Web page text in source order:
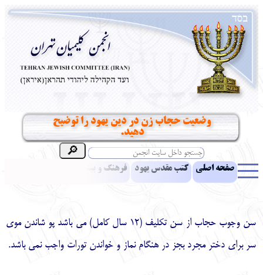
وضعیت حجاب زن در دین یهود را توضیح
دهید.
صفحه اصلی کتب مقدس یهود فرهنگ و بینش یهود
نشریه افق بینا نرم‌افزار تحقیق یهودیان جهان آرشیو آلبوم عکس
نهاد های انجمن تماس باما پرسش و پاسخ انتقادات و پیشنهادات
سن وجوب حجاب از سن تکلیف (12 سال کامل) می باشد پو شاندن موی
سر برای دختر مجرد بجز در هنگام نماز و خواندن تورات واجب نمی باشد.